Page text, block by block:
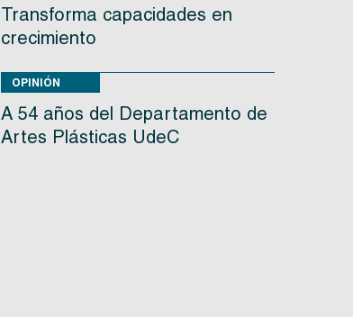
Transforma capacidades en
crecimiento
OPINIÓN
A 54 años del Departamento de
Artes Plásticas UdeC